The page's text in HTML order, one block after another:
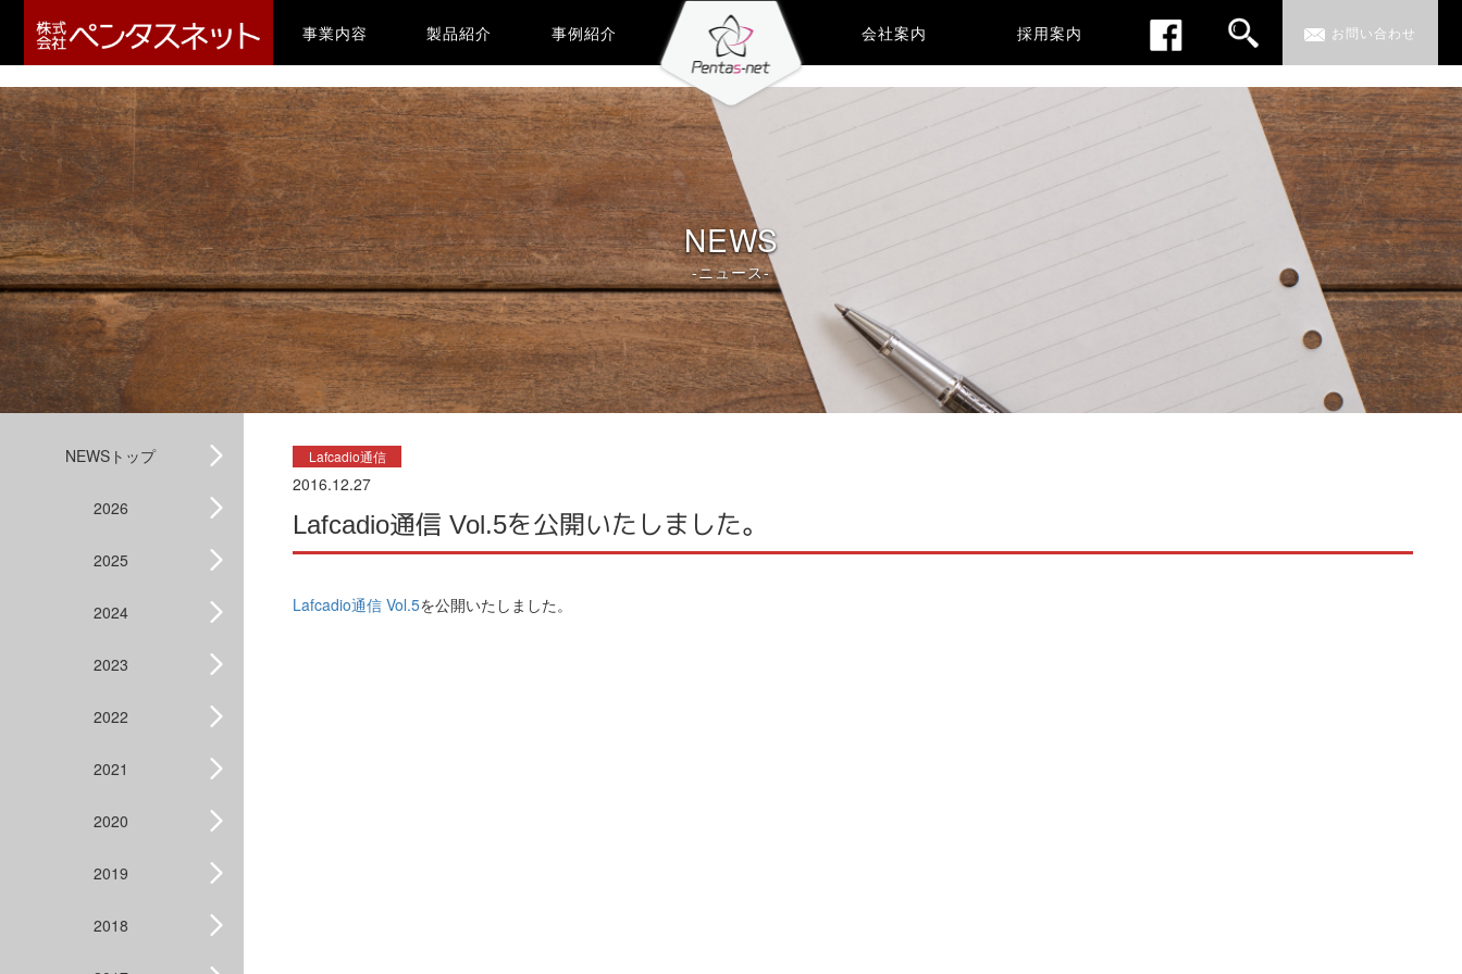
事業内容 (current)製品紹介 事例紹介 会社案内 採用案内 お問い合わせ
NEWS
-ニュース-
Lafcadio通信
2016.12.27
Lafcadio通信 Vol.5を公開いたしました。
Lafcadio通信 Vol.5を公開いたしました。
NEWSトップ
2026
2025
2024
2023
2022
2021
2020
2019
2018